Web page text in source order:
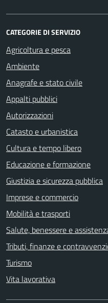
CATEGORIE DI SERVIZIO
Agricoltura e pesca
Ambiente
Anagrafe e stato civile
Appalti pubblici
Autorizzazioni
Catasto e urbanistica
Cultura e tempo libero
Educazione e formazione
Giustizia e sicurezza pubblica
Imprese e commercio
Mobilità e trasporti
Salute, benessere e
Tributi, finanze e
Turismo
Vita lavorativa